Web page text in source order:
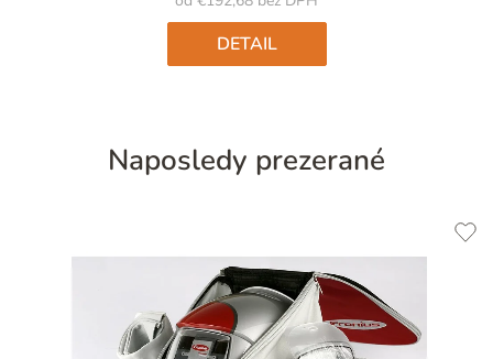
hviezdičiek.
DETAIL
Naposledy prezerané